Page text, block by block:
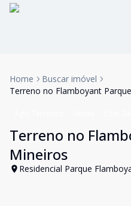
Home
Buscar imóvel
Terreno no Flamboyant
Terreno no
Mineiros
Residencial Parque